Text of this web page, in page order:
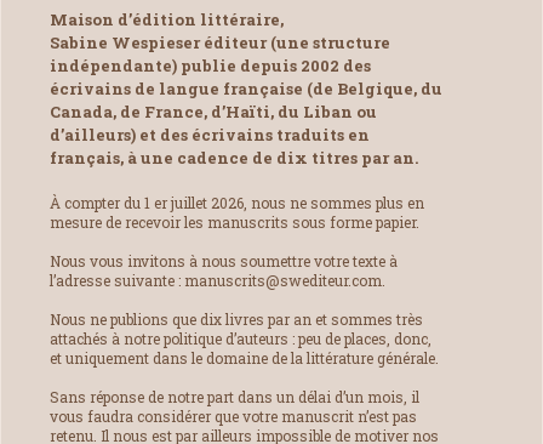
Maison d’édition littéraire,
Sabine Wespieser éditeur (une structure
indépendante) publie depuis 2002 des
écrivains de langue française (de Belgique, du
Canada, de France, d’Haïti, du Liban ou
d’ailleurs) et des écrivains traduits en
français, à une cadence de dix titres par an.
À compter du 1 er juillet 2026, nous ne sommes plus en
mesure de recevoir les manuscrits sous forme papier.
Nous vous invitons à nous soumettre votre texte à
l’adresse suivante : manuscrits@swediteur.com.
Nous ne publions que dix livres par an et sommes très
attachés à notre politique d’auteurs : peu de places, donc,
et uniquement dans le domaine de la littérature générale.
Sans réponse de notre part dans un délai d’un mois, il
vous faudra considérer que votre manuscrit n’est pas
retenu. Il nous est par ailleurs impossible de motiver nos